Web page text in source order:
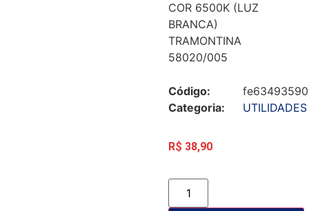
COR 6500K (LUZ
BRANCA)
TRAMONTINA
58020/005
Código:
Categoria:
UTILIDADES
R$ 38,90